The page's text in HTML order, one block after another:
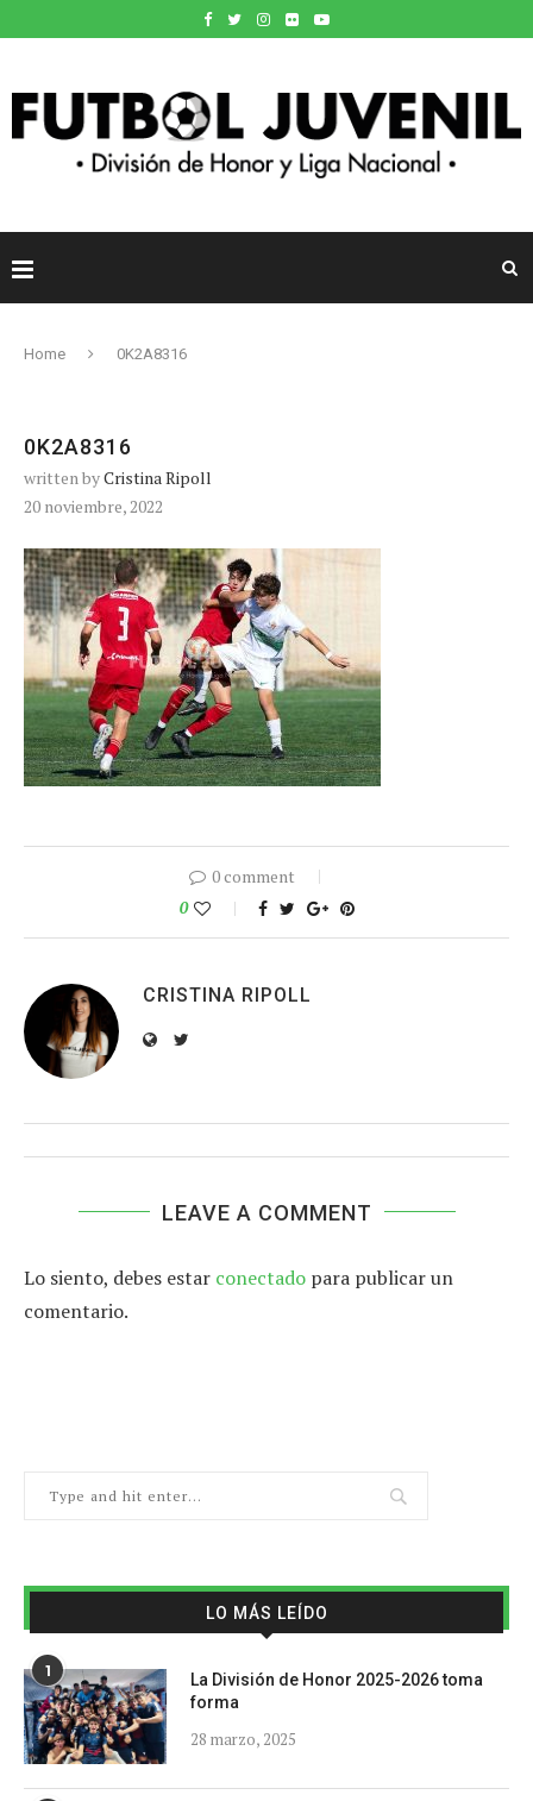
Home 0K2A8316
0K2A8316
written byCristina Ripoll
20 noviembre, 2022
0 comment
0
CRISTINA RIPOLL
LEAVE A COMMENT
Lo siento, debes estar conectado para publicar un
comentario.
LO MÁS LEÍDO
1
La División de Honor 2025-2026 toma
forma
28 marzo, 2025